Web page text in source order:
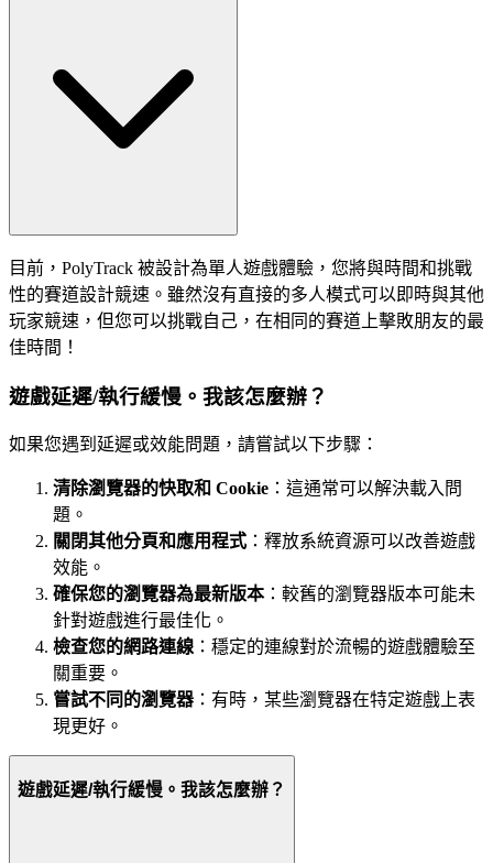
目前，PolyTrack 被設計為單人遊戲體驗，您將與時間和挑戰
性的賽道設計競速。雖然沒有直接的多人模式可以即時與其他
玩家競速，但您可以挑戰自己，在相同的賽道上擊敗朋友的最
佳時間！
遊戲延遲/執行緩慢。我該怎麼辦？
如果您遇到延遲或效能問題，請嘗試以下步驟：
清除瀏覽器的快取和 Cookie ：這通常可以解決載入問
題。
關閉其他分頁和應用程式 ：釋放系統資源可以改善遊戲
效能。
確保您的瀏覽器為最新版本：較舊的瀏覽器版本可能未
針對遊戲進行最佳化。
檢查您的網路連線 ：穩定的連線對於流暢的遊戲體驗至
關重要。
嘗試不同的瀏覽器 ：有時，某些瀏覽器在特定遊戲上表
現更好。
遊戲延遲/執行緩慢。我該怎麼辦？